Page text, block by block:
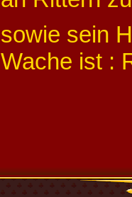
sowie sein
Wache ist :